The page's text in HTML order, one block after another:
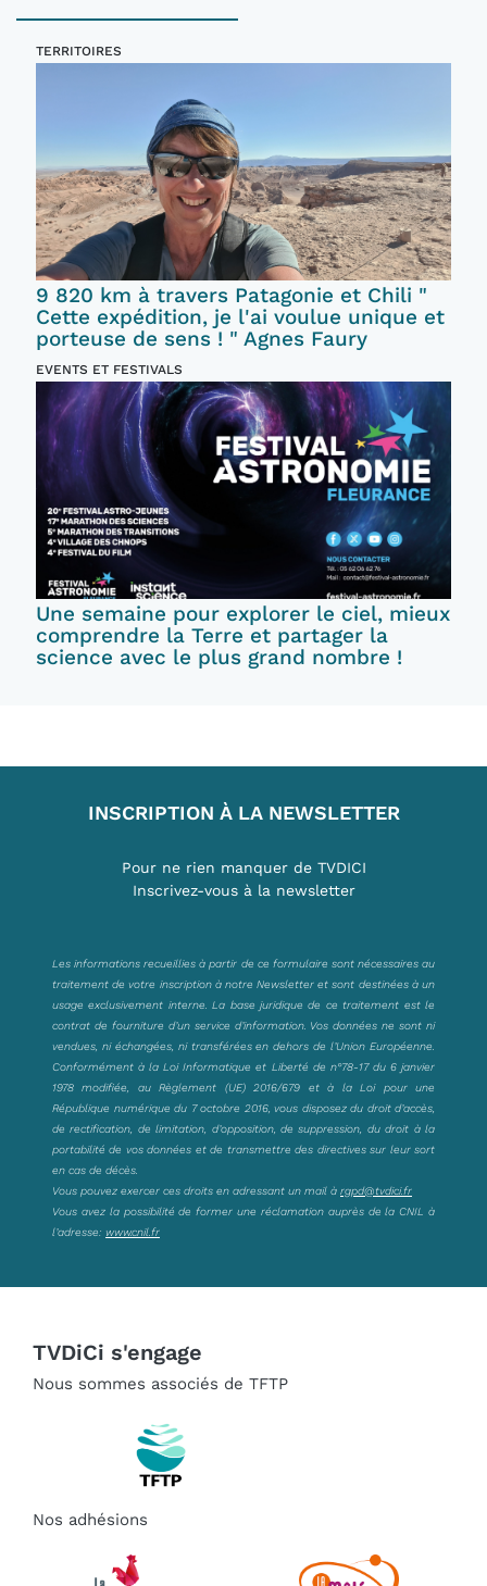
TERRITOIRES
9 820 km à travers Patagonie et Chili "
Cette expédition, je l'ai voulue unique et
porteuse de sens ! " Agnes Faury
EVENTS ET FESTIVALS
Une semaine pour explorer le ciel, mieux
comprendre la Terre et partager la
science avec le plus grand nombre !
INSCRIPTION À LA NEWSLETTER
Pour ne rien manquer de TVDICI
Inscrivez-vous à la newsletter
Les informations recueillies à partir de ce formulaire sont nécessaires au
traitement de votre inscription à notre Newsletter et sont destinées à un
usage exclusivement interne. La base juridique de ce traitement est le
contrat de fourniture d’un service d’information. Vos données ne sont ni
vendues, ni échangées, ni transférées en dehors de l’Union Européenne.
Conformément à la Loi Informatique et Liberté de n°78-17 du 6 janvier
1978 modifiée, au Règlement (UE) 2016/679 et à la Loi pour une
République numérique du 7 octobre 2016, vous disposez du droit d’accès,
de rectification, de limitation, d’opposition, de suppression, du droit à la
portabilité de vos données et de transmettre des directives sur leur sort
en cas de décès.
Vous pouvez exercer ces droits en adressant un mail à rgpd@tvdici.fr
Vous avez la possibilité de former une réclamation auprès de la CNIL à
l’adresse: www.cnil.fr
TVDiCi s'engage
Nous sommes associés de TFTP
Nos adhésions